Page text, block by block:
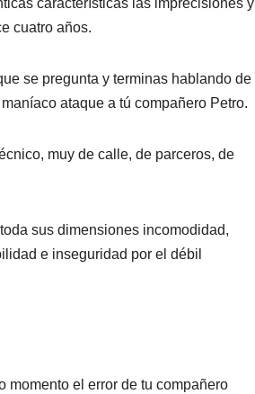
características las imprecisiones y
cuatro años.
se pregunta y terminas hablando de
ataque a tú compañero Petro.
muy de calle, de parceros, de
sus dimensiones incomodidad,
e inseguridad por el débil
momento el error de tu compañero